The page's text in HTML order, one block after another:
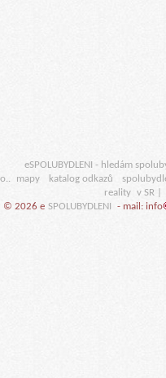
eSPOLUBYDLENI - hledám
mapy katalog odkazů
reality v SR |
© 2026 e SPOLUBYDLENI - mail: info